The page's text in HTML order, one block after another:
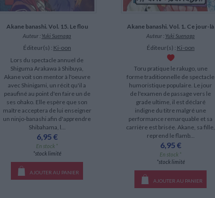
Franc-maçonnerie
Akane banashi. Vol. 15. Le flou
Auteur : Yuki Suenaga
Éditeur(s) : Ki-oon
Lors du spectacle annuel de
Shiguma Arakawa à Shibuya,
Akane voit son mentor à l'oeuvre
avec Shinigami, un récit qu'il a
peaufiné au point d'en faire un de
ses ohako. Elle espère que son
maître acceptera de lui enseigner
un ninjo-banashi afin d'apprendre
Shibahama, l...
6,95 €
En stock *
*stock limité
AJOUTER AU PANIER
Akane banashi. Vol. 1. Ce jour-là
Auteur : Yuki Suenaga
Éditeur(s) : Ki-oon
Toru pratique le rakugo, une
forme traditionnelle de spectacle
humoristique populaire. Le jour
de l'examen de passage vers le
grade ultime, il est déclaré
indigne du titre malgré une
performance remarquable et sa
carrière est brisée. Akane, sa fille,
reprend le flamb...
6,95 €
En stock *
*stock limité
AJOUTER AU PANIER